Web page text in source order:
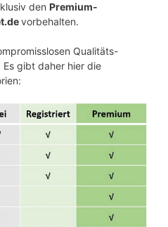
den Premium-
vorbehalten.
Qualitäts-
Es gibt daher hier die